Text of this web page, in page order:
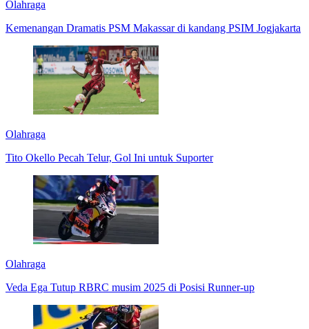
Olahraga
Kemenangan Dramatis PSM Makassar di kandang PSIM Jogjakarta
Olahraga
Tito Okello Pecah Telur, Gol Ini untuk Suporter
Olahraga
Veda Ega Tutup RBRC musim 2025 di Posisi Runner-up